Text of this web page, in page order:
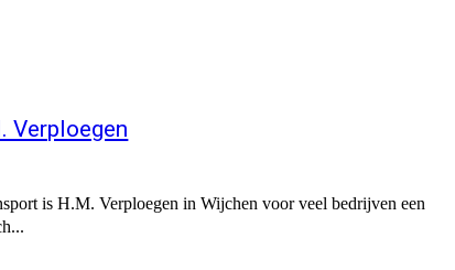
Verploegen
is H.M. Verploegen in Wijchen voor veel bedrijven een